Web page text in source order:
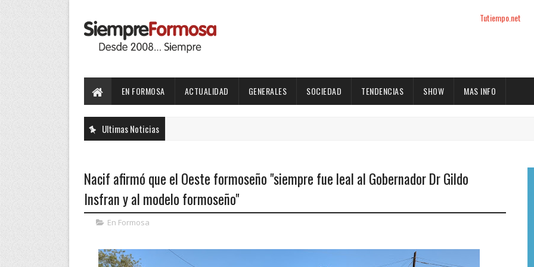
Tutiempo.net
EN FORMOSA ACTUALIDAD GENERALES SOCIEDAD TENDENCIAS SHOW MAS INFO
Ultimas Noticias
Nacif afirmó que el Oeste formoseño "siempre fue leal al Gobernador Dr Gildo
Insfran y al modelo formoseño"
En Formosa